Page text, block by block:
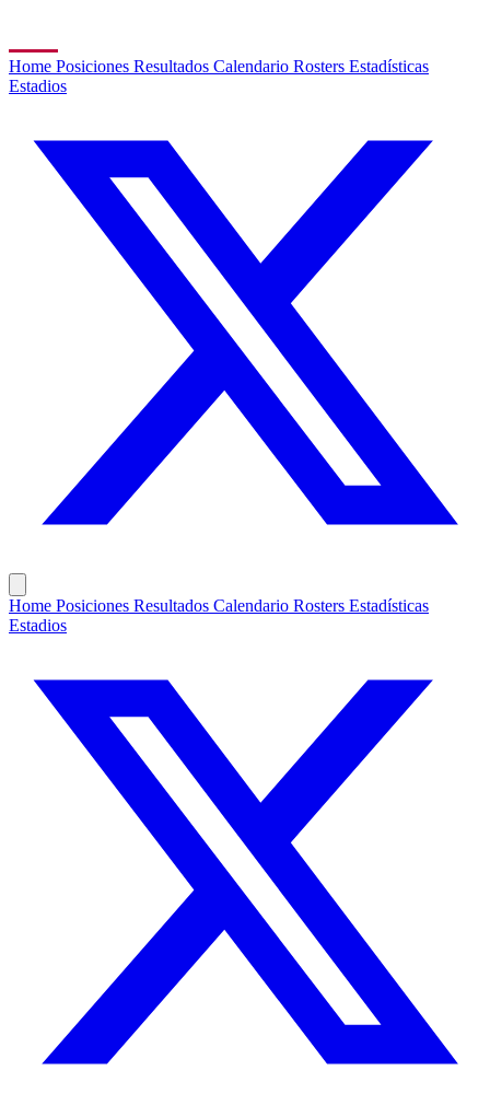
Home Posiciones Resultados Calendario Rosters Estadísticas
Estadios
Home Posiciones Resultados Calendario Rosters Estadísticas
Estadios